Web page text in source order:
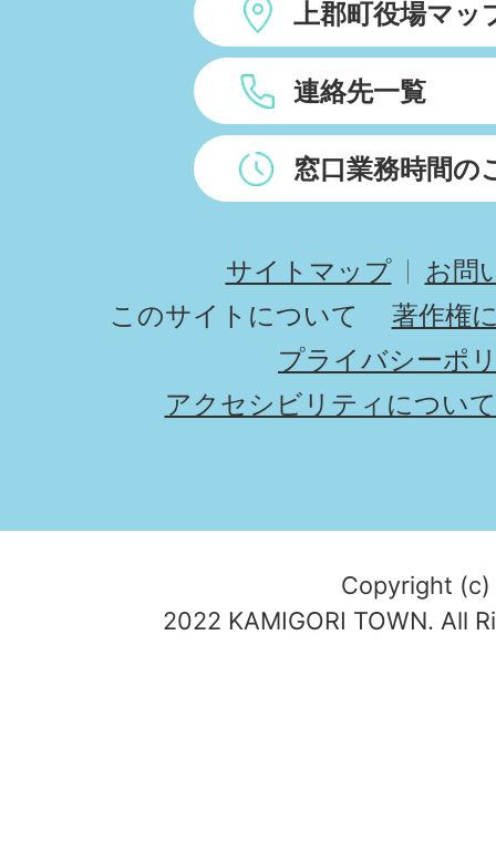
上郡町役場マッ
連絡先一覧
窓口業務時間の
サイトマップ
お問
このサイトについて
著作権
プライバシーポ
アクセシビリティについて
Copyright (c)
2022 KAMIGORI TOWN. All